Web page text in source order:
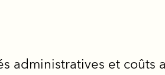
administratives et coûts